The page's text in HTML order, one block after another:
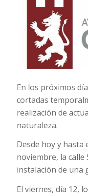
En los próximos
cortadas
realización de
naturaleza.
Desde hoy y hasta
noviembre, la
instalación de una
El viernes, día 12,